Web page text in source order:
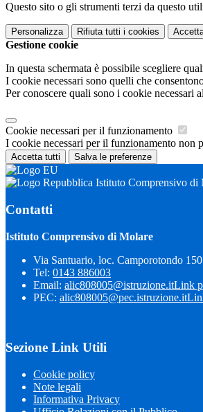
Questo sito o gli strumenti terzi da questo
Personalizza Rifiuta tutti i cookies
Gestione cookie
In questa schermata è possibile scegliere
I cookie necessari sono quelli che
Per conoscere quali sono i cookie necessari
Cookie necessari per il funzionamento
I cookie necessari per il funzionamento non
Accetta tutti Salva le preferenze
Istituto Comprensivo di
Contatti
Istituto Comprensivo di Molare
Via Santuario, loc. Camporotondo
Tel: 0143 886003
Email: alic808005@istruzione.itLink
PEC: alic808005@pec.istruzione.it
Sezione Link Utili
Cookie policy
Note legali
Informativa Privacy